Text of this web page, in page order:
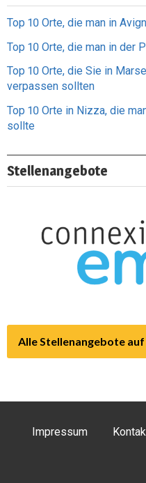
Top 10 Orte, die man in
Top 10 Orte, die man in der
Top 10 Orte, die Sie in
verpassen sollten
Top 10 Orte in Nizza, die
sollte
Stellenangebote
Alle Stellenangebote
Impressum